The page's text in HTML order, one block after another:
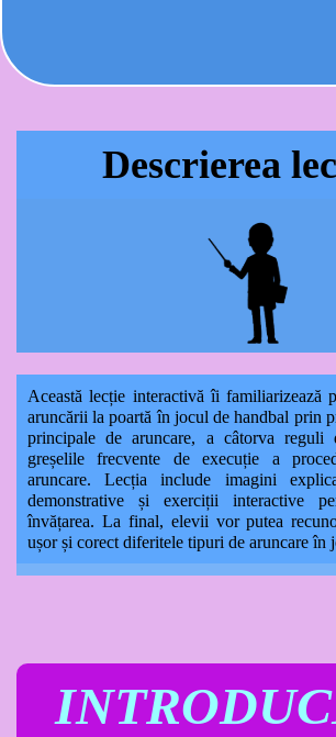
Descrierea
Această lecție interactivă îi familiarizează
aruncării la poartă în jocul de handbal prin
principale de aruncare, a câtorva
greșelile frecvente de execuție a
aruncare. Lecția include imagini
demonstrative și exerciții interactive
învățarea. La final, elevii vor putea
ușor și corect diferitele tipuri de aruncare în